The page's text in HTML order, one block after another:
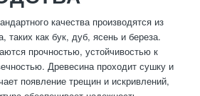
качества производятся из
таких как бук, дуб, ясень и береза.
прочностью, устойчивостью к
Древесина проходит сушку и
появление трещин и искривлений,